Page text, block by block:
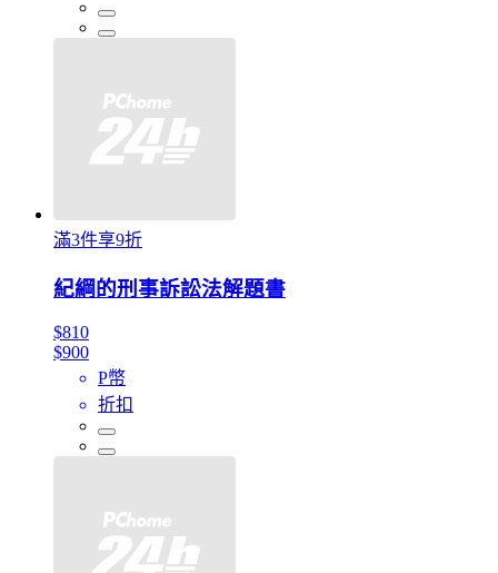
滿3件享9折
紀綱的刑事訴訟法解題書
$810
$900
P幣
折扣